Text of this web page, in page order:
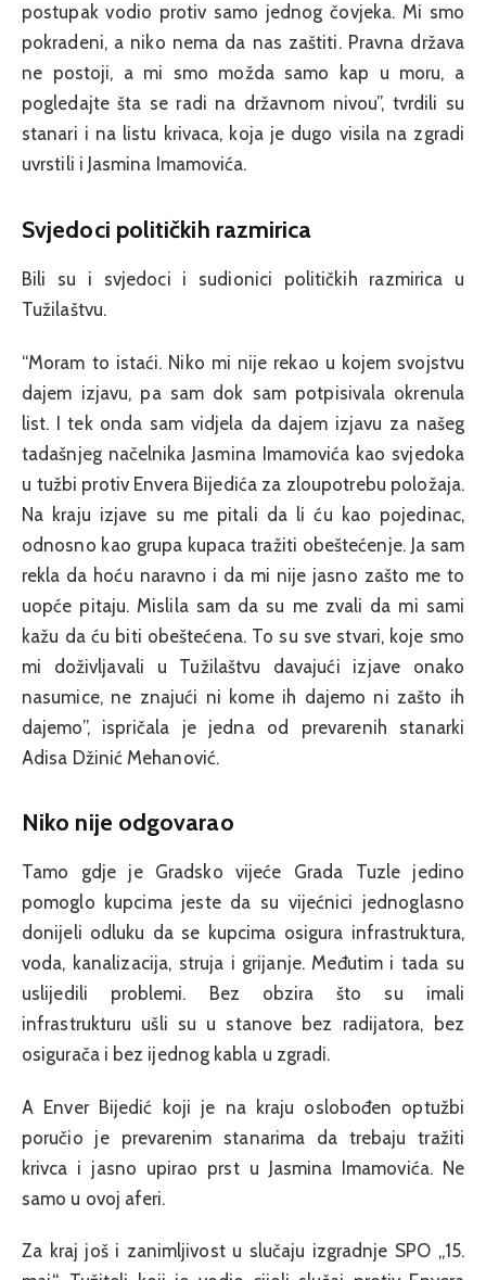
postupak vodio protiv samo jednog čovjeka. Mi smo
pokradeni, a niko nema da nas zaštiti. Pravna država
ne postoji, a mi smo možda samo kap u moru, a
pogledajte šta se radi na državnom nivou”, tvrdili su
stanari i na listu krivaca, koja je dugo visila na zgradi
uvrstili i Jasmina Imamovića.
Svjedoci političkih razmirica
Bili su i svjedoci i sudionici političkih razmirica u
Tužilaštvu.
“Moram to istaći. Niko mi nije rekao u kojem svojstvu
dajem izjavu, pa sam dok sam potpisivala okrenula
list. I tek onda sam vidjela da dajem izjavu za našeg
tadašnjeg načelnika Jasmina Imamovića kao svjedoka
u tužbi protiv Envera Bijedića za zloupotrebu položaja.
Na kraju izjave su me pitali da li ću kao pojedinac,
odnosno kao grupa kupaca tražiti obeštećenje. Ja sam
rekla da hoću naravno i da mi nije jasno zašto me to
uopće pitaju. Mislila sam da su me zvali da mi sami
kažu da ću biti obeštećena. To su sve stvari, koje smo
mi doživljavali u Tužilaštvu davajući izjave onako
nasumice, ne znajući ni kome ih dajemo ni zašto ih
dajemo”, ispričala je jedna od prevarenih stanarki
Adisa Džinić Mehanović.
Niko nije odgovarao
Tamo gdje je Gradsko vijeće Grada Tuzle jedino
pomoglo kupcima jeste da su vijećnici jednoglasno
donijeli odluku da se kupcima osigura infrastruktura,
voda, kanalizacija, struja i grijanje. Međutim i tada su
uslijedili problemi. Bez obzira što su imali
infrastrukturu ušli su u stanove bez radijatora, bez
osigurača i bez ijednog kabla u zgradi.
A Enver Bijedić koji je na kraju oslobođen optužbi
poručio je prevarenim stanarima da trebaju tražiti
krivca i jasno upirao prst u Jasmina Imamovića. Ne
samo u ovoj aferi.
Za kraj još i zanimljivost u slučaju izgradnje SPO „15.